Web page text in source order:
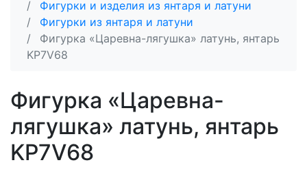
Фигурки и изделия из янтаря и латуни
Фигурки из янтаря и латуни
Фигурка «Царевна-лягушка» латунь, янтарь
KP7V68
Фигурка «Царевна-
лягушка» латунь, янтарь
KP7V68